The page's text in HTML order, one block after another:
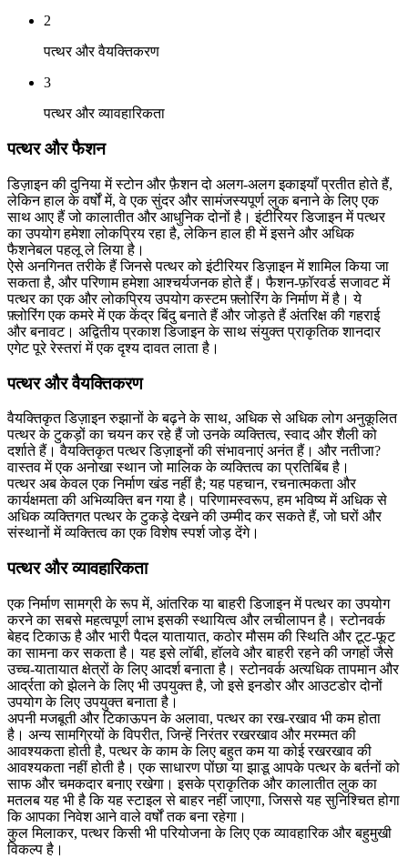
2
पत्थर और वैयक्तिकरण
3
पत्थर और व्यावहारिकता
पत्थर और फैशन
डिज़ाइन की दुनिया में स्टोन और फ़ैशन दो अलग-अलग इकाइयाँ प्रतीत होते हैं,
लेकिन हाल के वर्षों में, वे एक सुंदर और सामंजस्यपूर्ण लुक बनाने के लिए एक
साथ आए हैं जो कालातीत और आधुनिक दोनों है। इंटीरियर डिजाइन में पत्थर
का उपयोग हमेशा लोकप्रिय रहा है, लेकिन हाल ही में इसने और अधिक
फैशनेबल पहलू ले लिया है।
ऐसे अनगिनत तरीके हैं जिनसे पत्थर को इंटीरियर डिज़ाइन में शामिल किया जा
सकता है, और परिणाम हमेशा आश्चर्यजनक होते हैं। फैशन-फ़ॉरवर्ड सजावट में
पत्थर का एक और लोकप्रिय उपयोग कस्टम फ़्लोरिंग के निर्माण में है। ये
फ़्लोरिंग एक कमरे में एक केंद्र बिंदु बनाते हैं और जोड़ते हैं अंतरिक्ष की गहराई
और बनावट। अद्वितीय प्रकाश डिजाइन के साथ संयुक्त प्राकृतिक शानदार
एगेट पूरे रेस्तरां में एक दृश्य दावत लाता है।
पत्थर और वैयक्तिकरण
वैयक्तिकृत डिज़ाइन रुझानों के बढ़ने के साथ, अधिक से अधिक लोग अनुकूलित
पत्थर के टुकड़ों का चयन कर रहे हैं जो उनके व्यक्तित्व, स्वाद और शैली को
दर्शाते हैं। वैयक्तिकृत पत्थर डिज़ाइनों की संभावनाएं अनंत हैं। और नतीजा?
वास्तव में एक अनोखा स्थान जो मालिक के व्यक्तित्व का प्रतिबिंब है।
पत्थर अब केवल एक निर्माण खंड नहीं है; यह पहचान, रचनात्मकता और
कार्यक्षमता की अभिव्यक्ति बन गया है। परिणामस्वरूप, हम भविष्य में अधिक से
अधिक व्यक्तिगत पत्थर के टुकड़े देखने की उम्मीद कर सकते हैं, जो घरों और
संस्थानों में व्यक्तित्व का एक विशेष स्पर्श जोड़ देंगे।
पत्थर और व्यावहारिकता
एक निर्माण सामग्री के रूप में, आंतरिक या बाहरी डिजाइन में पत्थर का उपयोग
करने का सबसे महत्वपूर्ण लाभ इसकी स्थायित्व और लचीलापन है। स्टोनवर्क
बेहद टिकाऊ है और भारी पैदल यातायात, कठोर मौसम की स्थिति और टूट-फूट
का सामना कर सकता है। यह इसे लॉबी, हॉलवे और बाहरी रहने की जगहों जैसे
उच्च-यातायात क्षेत्रों के लिए आदर्श बनाता है। स्टोनवर्क अत्यधिक तापमान और
आर्द्रता को झेलने के लिए भी उपयुक्त है, जो इसे इनडोर और आउटडोर दोनों
उपयोग के लिए उपयुक्त बनाता है।
अपनी मजबूती और टिकाऊपन के अलावा, पत्थर का रख-रखाव भी कम होता
है। अन्य सामग्रियों के विपरीत, जिन्हें निरंतर रखरखाव और मरम्मत की
आवश्यकता होती है, पत्थर के काम के लिए बहुत कम या कोई रखरखाव की
आवश्यकता नहीं होती है। एक साधारण पोंछा या झाडू आपके पत्थर के बर्तनों को
साफ और चमकदार बनाए रखेगा। इसके प्राकृतिक और कालातीत लुक का
मतलब यह भी है कि यह स्टाइल से बाहर नहीं जाएगा, जिससे यह सुनिश्चित होगा
कि आपका निवेश आने वाले वर्षों तक बना रहेगा।
कुल मिलाकर, पत्थर किसी भी परियोजना के लिए एक व्यावहारिक और बहुमुखी
विकल्प है।